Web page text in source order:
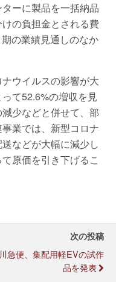
ーに製品を一括納品
の負担金とされる費
の業績見通しのなか
ウイルスの影響が大
て52.6%の増収を見
少などと併せて、部
業では、新型コロナ
などが大幅に減少し
原価を引き下げるこ
次の投稿
急便、集配用軽EVの試作
品を発表